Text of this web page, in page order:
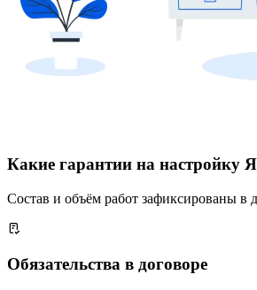
Какие гарантии на настройку
Состав и объём работ зафиксированы в
Обязательства в договоре